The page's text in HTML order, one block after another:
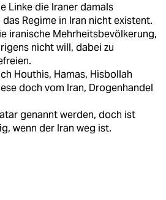
Linke die Iraner damals
Regime in Iran nicht existent.
iranische Mehrheitsbevölkerung,
nicht will, dabei zu
Houthis, Hamas, Hisbollah
doch vom Iran, Drogenhandel
genannt werden, doch ist
wenn der Iran weg ist.